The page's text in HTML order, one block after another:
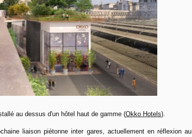
au dessus d'un hôtel haut de gamme (Okko Hotels).
liaison piétonne inter gares, actuellement en réflexion au